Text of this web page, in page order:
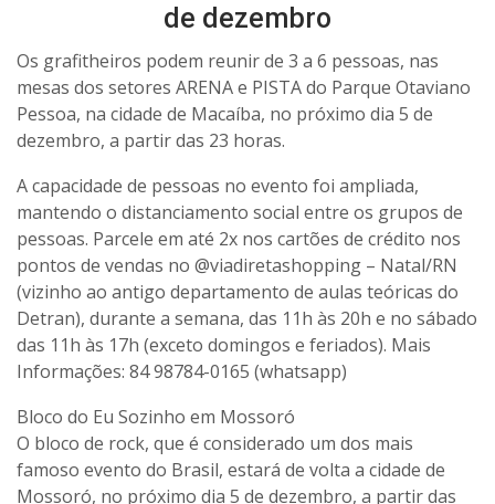
de dezembro
Os grafitheiros podem reunir de 3 a 6 pessoas, nas
mesas dos setores ARENA e PISTA do Parque Otaviano
Pessoa, na cidade de Macaíba, no próximo dia 5 de
dezembro, a partir das 23 horas.
A capacidade de pessoas no evento foi ampliada,
mantendo o distanciamento social entre os grupos de
pessoas. Parcele em até 2x nos cartões de crédito nos
pontos de vendas no @viadiretashopping – Natal/RN
(vizinho ao antigo departamento de aulas teóricas do
Detran), durante a semana, das 11h às 20h e no sábado
das 11h às 17h (exceto domingos e feriados). Mais
Informações: 84 98784-0165 (whatsapp)
Bloco do Eu Sozinho em Mossoró
O bloco de rock, que é considerado um dos mais
famoso evento do Brasil, estará de volta a cidade de
Mossoró, no próximo dia 5 de dezembro, a partir das